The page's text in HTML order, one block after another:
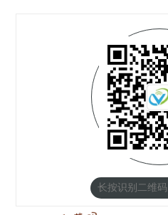
长按识别二维